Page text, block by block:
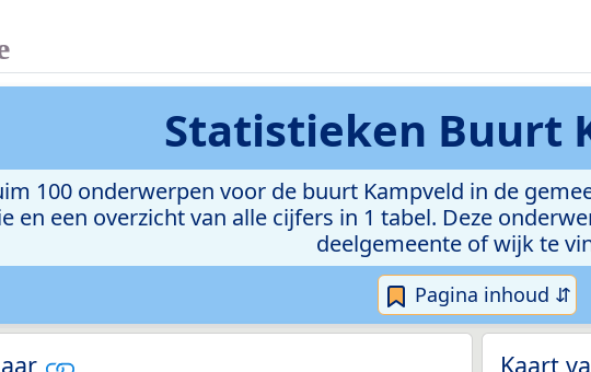
Statistieken Buurt
100 onderwerpen voor de buurt Kampveld in de
en een overzicht van alle cijfers in 1 tabel. Deze
deelgemeente of wijk te
Pagina inhoud ⇵
Kaart